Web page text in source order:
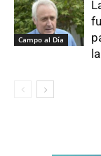
Campo al Día